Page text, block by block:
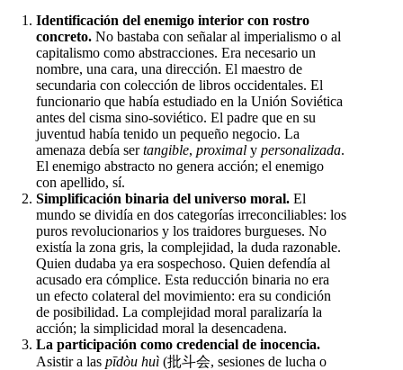
Identificación del enemigo interior con rostro
concreto. No bastaba con señalar al imperialismo o al
capitalismo como abstracciones. Era necesario un
nombre, una cara, una dirección. El maestro de
secundaria con colección de libros occidentales. El
funcionario que había estudiado en la Unión Soviética
antes del cisma sino-soviético. El padre que en su
juventud había tenido un pequeño negocio. La
amenaza debía sertangible, proximal y personalizada.
El enemigo abstracto no genera acción; el enemigo
con apellido, sí.
Simplificación binaria del universo moral. El
mundo se dividía en dos categorías irreconciliables: los
puros revolucionarios y los traidores burgueses. No
existía la zona gris, la complejidad, la duda razonable.
Quien dudaba ya era sospechoso. Quien defendía al
acusado era cómplice. Esta reducción binaria no era
un efecto colateral del movimiento: era su condición
de posibilidad. La complejidad moral paralizaría la
acción; la simplicidad moral la desencadena.
La participación como credencial de inocencia.
Asistir a las pīdòu huì (批斗会, sesiones de lucha o